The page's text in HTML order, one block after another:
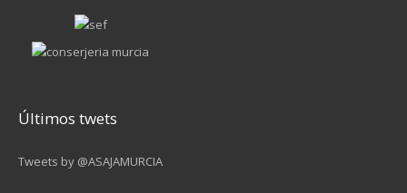
Últimos twets
Tweets by @ASAJAMURCIA